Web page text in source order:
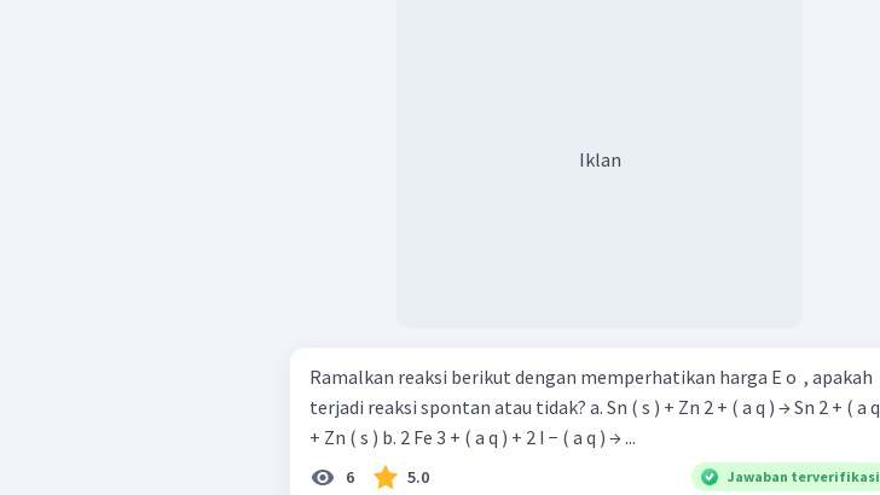
Iklan
Ramalkan reaksi berikut dengan memperhatikan harga E o ​ , apakah
terjadi reaksi spontan atau tidak? a. Sn ( s ) + Zn 2 + ( a q ) → Sn 2 + ( a q )
+ Zn ( s ) b. 2 Fe 3 + ( a q ) + 2 I − ( a q ) → ...
6 5.0 Jawaban terverifikasi